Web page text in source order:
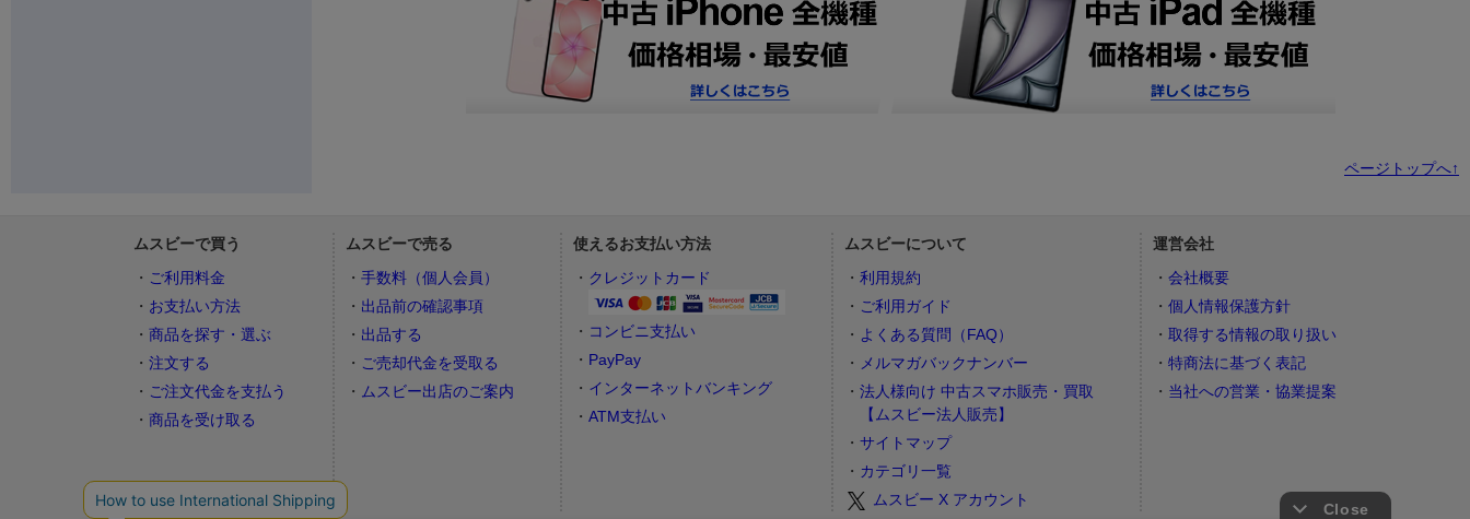
ページトップへ↑
ムスビーで買う
ご利用料金
お支払い方法
商品を探す・選ぶ
注文する
ご注文代金を支払う
商品を受け取る
ムスビーで売る
手数料（個人会員）
出品前の確認事項
出品する
ご売却代金を受取る
ムスビー出店のご案内
使えるお支払い方法
クレジットカード
コンビニ支払い
PayPay
インターネットバンキング
ATM支払い
ムスビーについて
利用規約
ご利用ガイド
よくある質問（FAQ）
メルマガバックナンバー
法人様向け 中古スマホ販売・買取
【ムスビー法人販売】
サイトマップ
カテゴリ一覧
ムスビー X アカウント
運営会社
会社概要
個人情報保護方針
取得する情報の取り扱い
特商法に基づく表記
当社への営業・協業提案